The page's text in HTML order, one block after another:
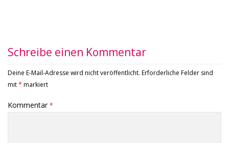
Schreibe einen Kommentar
Deine E-Mail-Adresse wird nicht veröffentlicht. Erforderliche Felder sind
mit* markiert
Kommentar*